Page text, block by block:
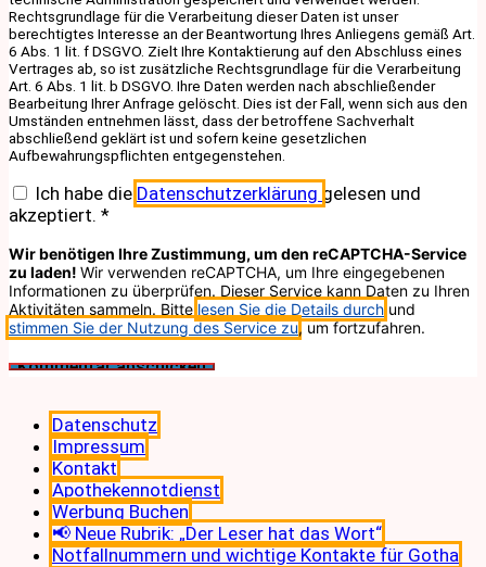
Rechtsgrundlage für die Verarbeitung dieser Daten ist unser
berechtigtes Interesse an der Beantwortung Ihres Anliegens gemäß Art.
6 Abs. 1 lit. f DSGVO. Zielt Ihre Kontaktierung auf den Abschluss eines
Vertrages ab, so ist zusätzliche Rechtsgrundlage für die Verarbeitung
Art. 6 Abs. 1 lit. b DSGVO. Ihre Daten werden nach abschließender
Bearbeitung Ihrer Anfrage gelöscht. Dies ist der Fall, wenn sich aus den
Umständen entnehmen lässt, dass der betroffene Sachverhalt
abschließend geklärt ist und sofern keine gesetzlichen
Aufbewahrungspflichten entgegenstehen.
Ich habe die Datenschutzerklärung gelesen und
akzeptiert. *
Wir benötigen Ihre Zustimmung, um den reCAPTCHA-Service
zu laden! Wir verwenden reCAPTCHA, um Ihre eingegebenen
Informationen zu überprüfen. Dieser Service kann Daten zu Ihren
Aktivitäten sammeln. Bitte lesen Sie die Details durch und
stimmen Sie der Nutzung des Service zu, um fortzufahren.
Datenschutz
Impressum
Kontakt
Apothekennotdienst
Werbung Buchen
📢 Neue Rubrik: „Der Leser hat das Wort“
Notfallnummern und wichtige Kontakte für Gotha